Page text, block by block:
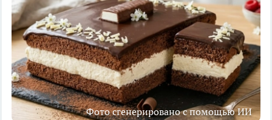
Фото сгенерировано с помощью ИИ